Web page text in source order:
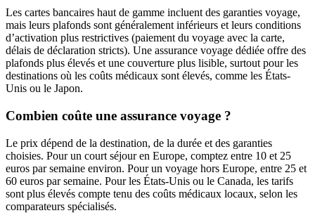
Les cartes bancaires haut de gamme incluent des garanties voyage,
mais leurs plafonds sont généralement inférieurs et leurs conditions
d’activation plus restrictives (paiement du voyage avec la carte,
délais de déclaration stricts). Une assurance voyage dédiée offre des
plafonds plus élevés et une couverture plus lisible, surtout pour les
destinations où les coûts médicaux sont élevés, comme les États-
Unis ou le Japon.
Combien coûte une assurance voyage ?
Le prix dépend de la destination, de la durée et des garanties
choisies. Pour un court séjour en Europe, comptez entre 10 et 25
euros par semaine environ. Pour un voyage hors Europe, entre 25 et
60 euros par semaine. Pour les États-Unis ou le Canada, les tarifs
sont plus élevés compte tenu des coûts médicaux locaux, selon les
comparateurs spécialisés.